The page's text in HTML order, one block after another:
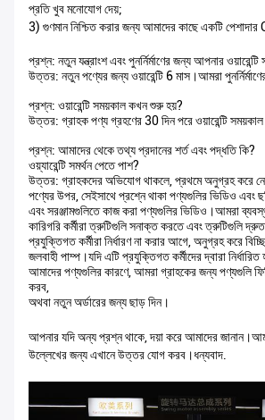
প্রতি খুব মনোযোগ দেয়;
3) গুণমান নিশ্চিত করার জন্য আমাদের কাছে একটি
প্রশ্ন: নতুন যন্ত্রাংশ এবং পুনর্নির্মাণের জন্য আপনার
উত্তর: নতুন পণ্যের জন্য ওয়ারেন্টি 6 মাস।আমরা
প্রশ্ন: ওয়ারেন্টি সময়কাল কখন শুরু হয়?
উত্তর: গ্রাহক পণ্য গ্রহণের 30 দিন পরে ওয়ারেন্টি
প্রশ্ন: আমাদের থেকে তথ্য প্রদানের শর্ত এবং পদ্ধতি কি?
ওয়্যারেন্টি সমর্থন পেতে পাশ?
উত্তর: গ্রাহকদের অভিযোগ থাকলে, প্রথমে অনুগ্রহ করে
পণ্যের উপর, সেইসাথে প্রশ্নে থাকা পণ্যগুলির ভিডিও এবং
এবং সরঞ্জামগুলিতে কাজ করা পণ্যগুলির ভিডিও।আমরা
কারিগরি কর্মীরা ত্রুটিগুলি সনাক্ত করতে এবং ত্রুটিগুলি
প্রযুক্তিগত কর্মীরা নির্ধারণ না করার আগে, অনুগ্রহ করে
জলবাহী পাম্প।যদি এটি প্রযুক্তিগত কর্মীদের দ্বারা
আমাদের পণ্যগুলির কারণে, আমরা গ্রাহকের জন্য পণ্যগুলি
করব,
অথবা নতুন অর্ডারের জন্য ছাড় দিন।
আপনার যদি অন্য প্রশ্ন থাকে, দয়া করে আমাদের
উল্লেখের জন্য এখানে উত্তর যোগ করব।ধন্যবাদ.